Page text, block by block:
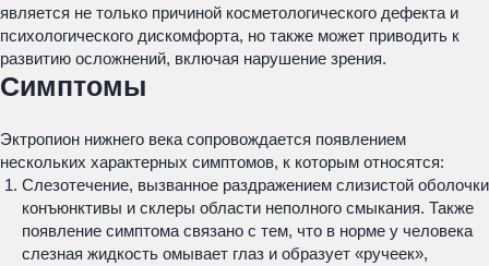
является не только причиной косметологического дефекта и
психологического дискомфорта, но также может приводить к
развитию осложнений, включая нарушение зрения.
Симптомы
Эктропион нижнего века сопровождается появлением
нескольких характерных симптомов, к которым относятся:
Слезотечение, вызванное раздражением слизистой оболочки
конъюнктивы и склеры области неполного смыкания. Также
появление симптома связано с тем, что в норме у человека
слезная жидкость омывает глаз и образует «ручеек»,